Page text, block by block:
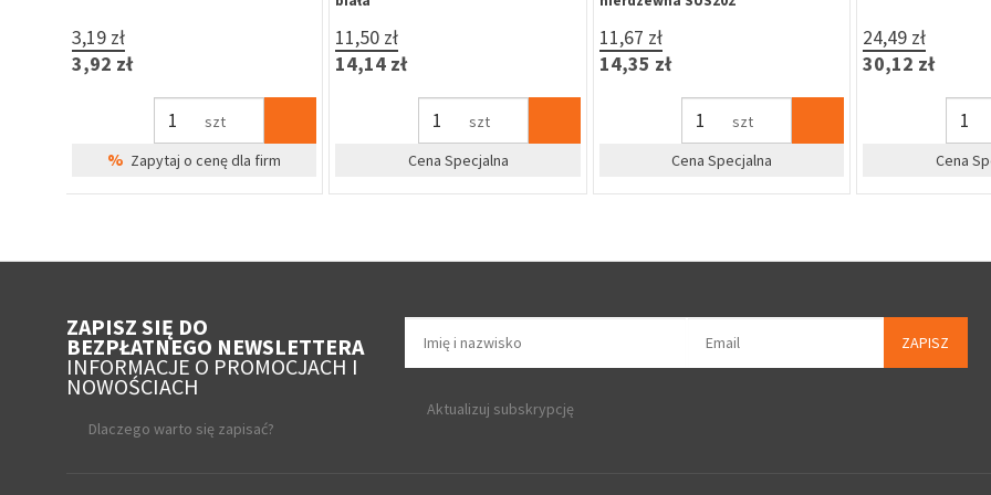
15,59 zł
19,18 zł
szt
Cena Specjalna
4,99 zł
6,14 zł
szt
Zapytaj o cenę dla firm
20,37 zł
25,06 zł
kpl
Zapytaj o cenę dla firm
20,37 zł
25,06 zł
Zapytaj o
ZAPISZ SIĘ DO
BEZPŁATNEGO NEWSLETTERA
INFORMACJE O PROMOCJACH I
NOWOŚCIACH
Dlaczego warto się zapisać?
ZAPISZ
Aktualizuj subskrypcję